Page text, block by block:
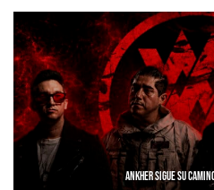
ANKHER SIGUE SU